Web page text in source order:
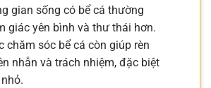
gian sống có bể cá thường
giác yên bình và thư thái hơn.
chăm sóc bể cá còn giúp rèn
nhẫn và trách nhiệm, đặc biệt